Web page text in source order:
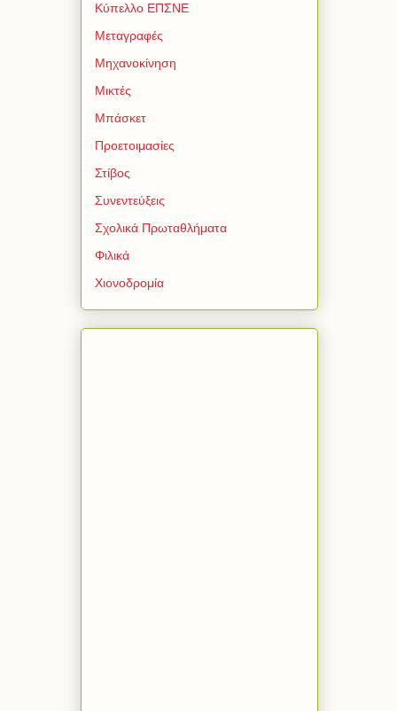
Κύπελλο ΕΠΣΝΕ
Μεταγραφές
Μηχανοκίνηση
Μικτές
Μπάσκετ
Προετοιμασίες
Στίβος
Συνεντεύξεις
Σχολικά Πρωταθλήματα
Φιλικά
Χιονοδρομία